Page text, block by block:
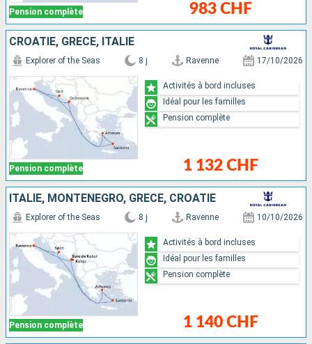
Pension complète 983 CHF
CROATIE, GRÈCE, ITALIE
Pension complète
Explorer of the Seas 8 j Ravenne 17/10/2026
1 132 CHF
Activités à bord incluses
Idéal pour les familles
Pension complète
ITALIE, MONTÉNÉGRO, GRÈCE, CROATIE
Pension complète
Explorer of the Seas 8 j Ravenne 10/10/2026
1 140 CHF
Activités à bord incluses
Idéal pour les familles
Pension complète